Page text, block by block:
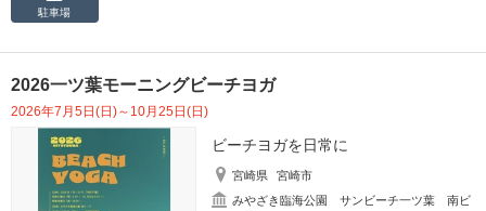
駐車場
2026一ツ葉モーニングビーチヨガ
2026年7月5日(日)～10月25日(日)
ビーチヨガを日常に
宮崎県
宮崎市
みやざき臨海公園 サンビーチ一ツ葉 南ビ